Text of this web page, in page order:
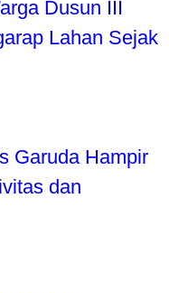
Dusun III
Lahan Sejak
Garuda Hampir
dan